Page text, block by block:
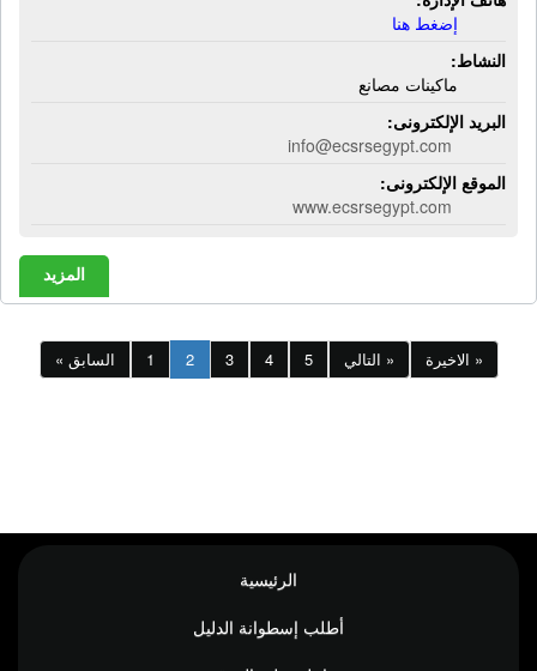
إضغط هنا
النشاط:
ماكينات مصانع
البريد الإلكترونى:
info@ecsrsegypt.com
الموقع الإلكترونى:
www.ecsrsegypt.com
المزيد
« السابق 1 2 3 4 5 التالي » الاخيرة »
الرئيسية
أطلب إسطوانة الدليل